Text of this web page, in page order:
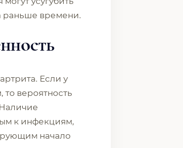
раньше времени.
Если у
вероятность
к инфекциям,
начало